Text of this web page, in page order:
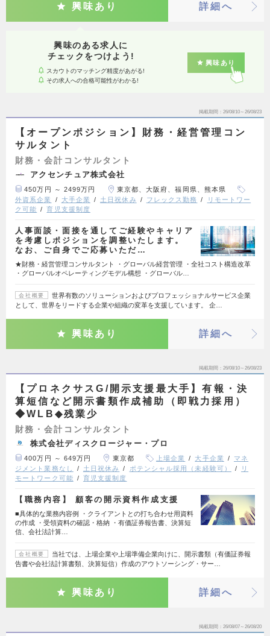
興味あり 詳細へ
興味のある求人に
チェックをつけよう!
スカウトのマッチング精度があがる!
その求人への合格可能性がわかる!
興味あり
掲載期間 26/08/10～26/08/23
【オープンポジション】財務・経営管理コン
サルタント
財務・会計コンサルタント
アクセンチュア株式会社
450万円 ～ 2499万円
東京都、大阪府、福岡県、熊本県
外資系企業
大手企業 土日祝休み フレックス勤務
リモートワー
ク可能
育児支援制度
人事面談・面接を通してご経験やキャリア
を考慮しポジションを調整いたします。
なお、ご自身でご応募いただ…
★財務・経営管理コンサルタント ・グローバル経営管理 ・全社コスト構造改革
・グローバルオペレーティングモデル構想 ・グローバル…
会社概要
世界有数のソリューションおよびプロフェッショナルサービス企業
として、世界をリードする企業や組織の変革を支援しています。 企…
興味あり 詳細へ
掲載期間 26/08/10～26/08/23
【プロネクサスG/開示支援最大手】有報・決
算短信など開示書類作成補助（即戦力採用）
◆WLB◆残業少
財務・会計コンサルタント
株式会社ディスクロージャー・プロ
400万円 ～ 649万円 東京都 上場企業 大手企業
マネ
ジメント業務なし
土日祝休み ポテンシャル採用（未経験可）
リ
モートワーク可能
育児支援制度
【職務内容】 顧客の開示資料作成支援
■具体的な業務内容例 ・クライアントとの打ち合わせ用資料
の作成 ・受領資料の確認・格納 ・有価証券報告書、決算短
信、会社法計算…
会社概要
当社では、上場企業や上場準備企業向けに、開示書類（有価証券報
告書や会社法計算書類、決算短信）作成のアウトソーシング・サー…
興味あり 詳細へ
掲載期間 26/08/07～26/08/20